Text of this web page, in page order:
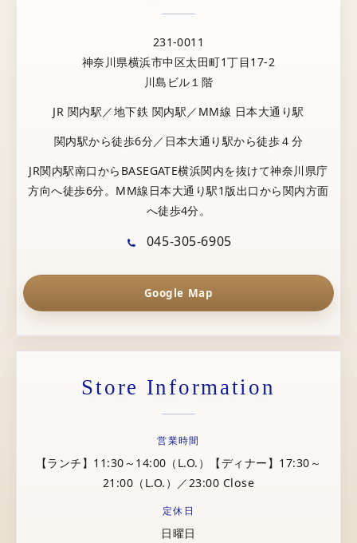
231-0011
神奈川県横浜市中区太田町1丁目17-2
川島ビル１階
JR 関内駅／地下鉄 関内駅／MM線 日本大通り駅
関内駅から徒歩6分／日本大通り駅から徒歩４分
JR関内駅南口からBASEGATE横浜関内を抜けて神奈川県庁
方向へ徒歩6分。MM線日本大通り駅1版出口から関内方面
へ徒歩4分。
045-305-6905
Google Map
Store Information
営業時間
【ランチ】11:30～14:00（L.O.）【ディナー】17:30～
21:00（L.O.）／23:00 Close
定休日
日曜日